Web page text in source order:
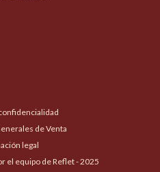
de Venta
legal
el equipo de Reflet - 2025